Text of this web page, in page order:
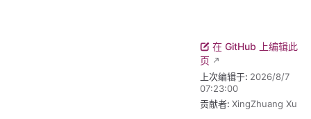
在 GitHub 上编辑此
页
上次编辑于: 2026/8/7
07:23:00
贡献者: XingZhuang Xu